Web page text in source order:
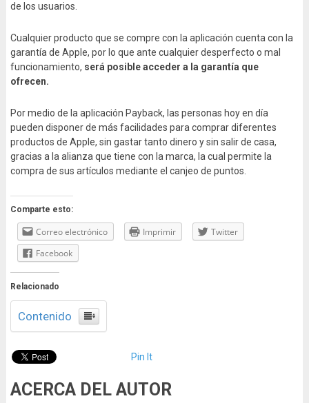
de los usuarios.
Cualquier producto que se compre con la aplicación cuenta con la
garantía de Apple, por lo que ante cualquier desperfecto o mal
funcionamiento, será posible acceder a la garantía que
ofrecen.
Por medio de la aplicación Payback, las personas hoy en día
pueden disponer de más facilidades para comprar diferentes
productos de Apple, sin gastar tanto dinero y sin salir de casa,
gracias a la alianza que tiene con la marca, la cual permite la
compra de sus artículos mediante el canjeo de puntos.
Comparte esto:
Correo electrónico Imprimir
Twitter
Facebook
Relacionado
Contenido
Pin It
ACERCA DEL AUTOR